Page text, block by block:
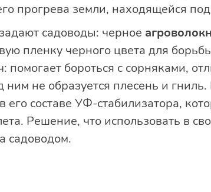
прогрева земли, находящейся
садоводы: черное
пленку черного цвета для
помогает бороться с сорняками,
не образуется плесень и
его составе УФ-стабилизатора,
Решение, что использовать в
садоводом.